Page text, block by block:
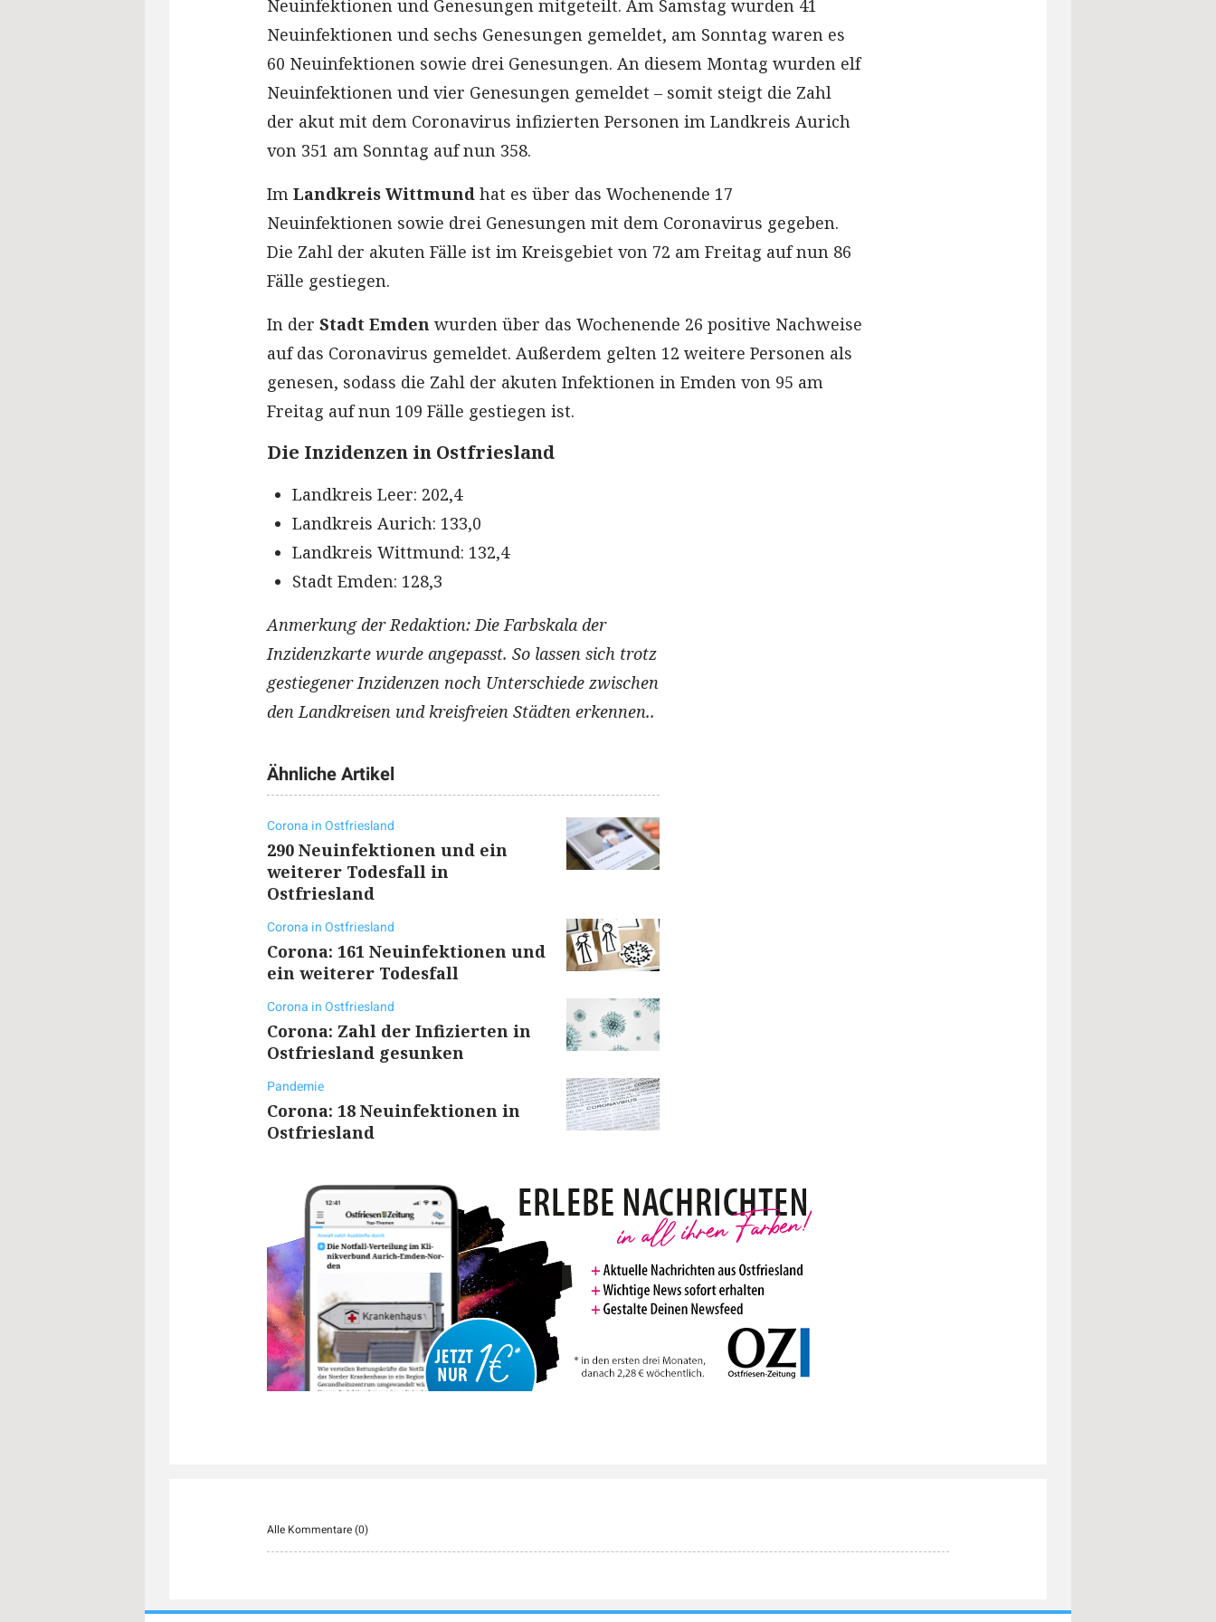
Neuinfektionen und Genesungen mitgeteilt. Am Samstag wurden 41
Neuinfektionen und sechs Genesungen gemeldet, am Sonntag waren es
60 Neuinfektionen sowie drei Genesungen. An diesem Montag wurden elf
Neuinfektionen und vier Genesungen gemeldet – somit steigt die Zahl
der akut mit dem Coronavirus infizierten Personen im Landkreis Aurich
von 351 am Sonntag auf nun 358.
Im Landkreis Wittmund hat es über das Wochenende 17
Neuinfektionen sowie drei Genesungen mit dem Coronavirus gegeben.
Die Zahl der akuten Fälle ist im Kreisgebiet von 72 am Freitag auf nun 86
Fälle gestiegen.
In der Stadt Emden wurden über das Wochenende 26 positive Nachweise
auf das Coronavirus gemeldet. Außerdem gelten 12 weitere Personen als
genesen, sodass die Zahl der akuten Infektionen in Emden von 95 am
Freitag auf nun 109 Fälle gestiegen ist.
Die Inzidenzen in Ostfriesland
Landkreis Leer: 202,4
Landkreis Aurich: 133,0
Landkreis Wittmund: 132,4
Stadt Emden: 128,3
Anmerkung der Redaktion: Die Farbskala der
Inzidenzkarte wurde angepasst. So lassen sich trotz
gestiegener Inzidenzen noch Unterschiede zwischen
den Landkreisen und kreisfreien Städten erkennen..
Ähnliche Artikel
Corona in Ostfriesland
290 Neuinfektionen und ein
weiterer Todesfall in
Ostfriesland
Corona in Ostfriesland
Corona: 161 Neuinfektionen und
ein weiterer Todesfall
Corona in Ostfriesland
Corona: Zahl der Infizierten in
Ostfriesland gesunken
Pandemie
Corona: 18 Neuinfektionen in
Ostfriesland
Alle Kommentare (0)